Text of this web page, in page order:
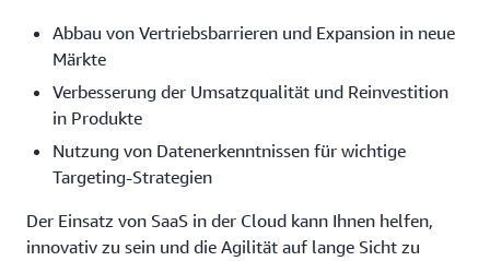
Abbau von Vertriebsbarrieren und Expansion in neue
Märkte
Verbesserung der Umsatzqualität und Reinvestition
in Produkte
Nutzung von Datenerkenntnissen für wichtige
Targeting-Strategien
Der Einsatz von SaaS in der Cloud kann Ihnen helfen,
innovativ zu sein und die Agilität auf lange Sicht zu